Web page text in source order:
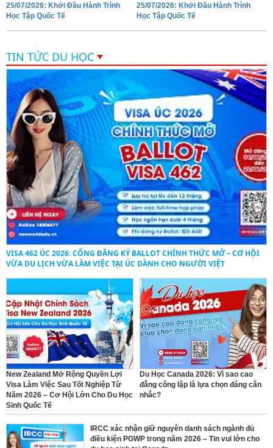
25/07/2026: Khởi Đầu Hành Trình
Học Tập Quốc Tế
25/07/2026: Khởi Đầu Hành Trình
Học Tập Quốc Tế
TIN TỨC DU HỌC
VISA 462 ÚC 2026: CỔNG ĐĂNG KÝ BALLOT CHÍNH THỨC MỞ – CƠ HỘI
VỪA DU LỊCH VỪA LÀM VIỆC TẠI ÚC DÀNH CHO NGƯỜI VIỆT
New Zealand Mở Rộng Quyền Lợi
Visa Làm Việc Sau Tốt Nghiệp Từ
Năm 2026 – Cơ Hội Lớn Cho Du Học
Sinh Quốc Tế
Du Học Canada 2026: Vì sao cao
đẳng công lập là lựa chọn đáng cân
nhắc?
IRCC xác nhận giữ nguyên danh sách ngành đủ
điều kiện PGWP trong năm 2026 – Tin vui lớn cho